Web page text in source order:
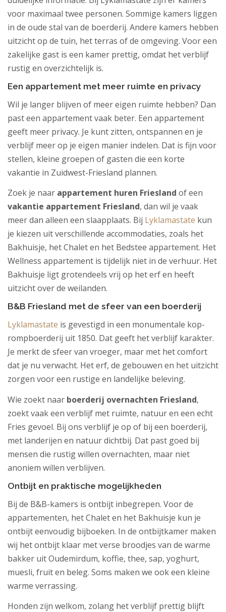
voor maximaal twee personen. Sommige kamers liggen
in de oude stal van de boerderij. Andere kamers hebben
uitzicht op de tuin, het terras of de omgeving. Voor een
zakelijke gast is een kamer prettig, omdat het verblijf
rustig en overzichtelijk is.
Een appartement met meer ruimte en privacy
Wil je langer blijven of meer eigen ruimte hebben? Dan
past een appartement vaak beter. Een appartement
geeft meer privacy. Je kunt zitten, ontspannen en je
verblijf meer op je eigen manier indelen. Dat is fijn voor
stellen, kleine groepen of gasten die een korte
vakantie in Zuidwest-Friesland plannen.
Zoek je naar appartement huren Friesland of een
vakantie appartement Friesland, dan wil je vaak
meer dan alleen een slaapplaats. Bij Lyklamastate kun
je kiezen uit verschillende accommodaties, zoals het
Bakhuisje, het Chalet en het Bedstee appartement. Het
Wellness appartement is tijdelijk niet in de verhuur. Het
Bakhuisje ligt grotendeels vrij op het erf en heeft
uitzicht over de weilanden.
B&B Friesland met de sfeer van een boerderij
Lyklamastate is gevestigd in een monumentale kop-
rompboerderij uit 1850. Dat geeft het verblijf karakter.
Je merkt de sfeer van vroeger, maar met het comfort
dat je nu verwacht. Het erf, de gebouwen en het uitzicht
zorgen voor een rustige en landelijke beleving.
Wie zoekt naar boerderij overnachten Friesland,
zoekt vaak een verblijf met ruimte, natuur en een echt
Fries gevoel. Bij ons verblijf je op of bij een boerderij,
met landerijen en natuur dichtbij. Dat past goed bij
mensen die rustig willen overnachten, maar niet
anoniem willen verblijven.
Ontbijt en praktische mogelijkheden
Bij de B&B-kamers is ontbijt inbegrepen. Voor de
appartementen, het Chalet en het Bakhuisje kun je
ontbijt eenvoudig bijboeken. In de ontbijtkamer maken
wij het ontbijt klaar met verse broodjes van de warme
bakker uit Oudemirdum, koffie, thee, sap, yoghurt,
muesli, fruit en beleg. Soms maken we ook een kleine
warme verrassing.
Honden zijn welkom, zolang het verblijf prettig blijft